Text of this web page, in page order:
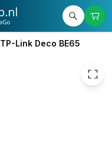
TP-Link Deco BE65